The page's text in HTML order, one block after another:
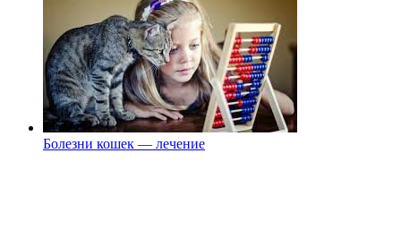
Болезни кошек — лечение